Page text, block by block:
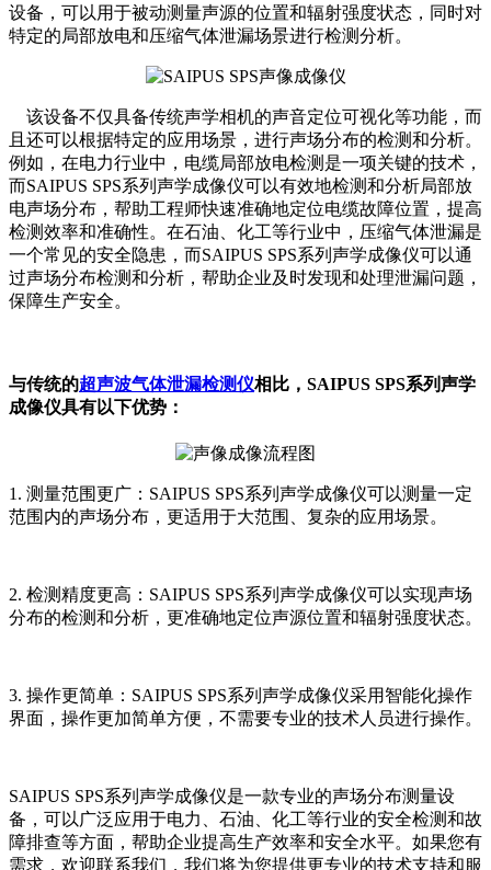
设备，可以用于被动测量声源的位置和辐射强度状态，同时对
特定的局部放电和压缩气体泄漏场景进行检测分析。
该设备不仅具备传统声学相机的声音定位可视化等功能，而
且还可以根据特定的应用场景，进行声场分布的检测和分析。
例如，在电力行业中，电缆局部放电检测是一项关键的技术，
而SAIPUS SPS系列声学成像仪可以有效地检测和分析局部放
电声场分布，帮助工程师快速准确地定位电缆故障位置，提高
检测效率和准确性。在石油、化工等行业中，压缩气体泄漏是
一个常见的安全隐患，而SAIPUS SPS系列声学成像仪可以通
过声场分布检测和分析，帮助企业及时发现和处理泄漏问题，
保障生产安全。
与传统的超声波气体泄漏检测仪相比，SAIPUS SPS系列声学
成像仪具有以下优势：
1. 测量范围更广：SAIPUS SPS系列声学成像仪可以测量一定
范围内的声场分布，更适用于大范围、复杂的应用场景。
2. 检测精度更高：SAIPUS SPS系列声学成像仪可以实现声场
分布的检测和分析，更准确地定位声源位置和辐射强度状态。
3. 操作更简单：SAIPUS SPS系列声学成像仪采用智能化操作
界面，操作更加简单方便，不需要专业的技术人员进行操作。
SAIPUS SPS系列声学成像仪是一款专业的声场分布测量设
备，可以广泛应用于电力、石油、化工等行业的安全检测和故
障排查等方面，帮助企业提高生产效率和安全水平。如果您有
需求，欢迎联系我们，我们将为您提供更专业的技术支持和服